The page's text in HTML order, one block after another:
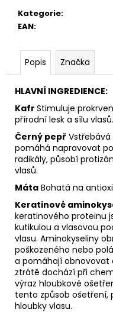
Kategorie:
EAN:
Popis Značka
HLAVNÍ INGREDIENCE:
Kafr Stimuluje
přírodní lesk a sílu vlasů.
Černý pepř Vstřebává
pomáhá napravovat
radikály, působí
vlasů.
Máta Bohatá na
Keratinové
keratinového proteinu
kutikulou a vlasovou
vlasu. Aminokyseliny
poškozeného nebo
a pomáhají obnovovat
ztrátě dochází při
výraz hloubkové
tento způsob ošetření,
hloubky vlasu.